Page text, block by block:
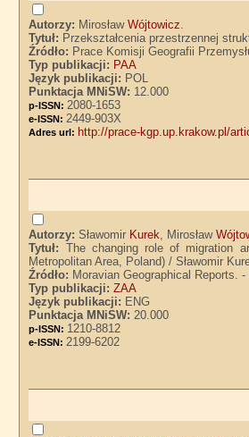
Autorzy: MirosławWójtowicz.
Tytuł: Przekształcenia przestrzennej
Źródło: Prace Komisji Geografii
Typ publikacji: PAA
Język publikacji: POL
Punktacja MNiSW: 12.000
p-ISSN: 2080-1653
e-ISSN: 2449-903X
Adres url: http://prace-kgp.up.krakow.pl/
Autorzy:Sławomir Kurek, Mirosław
Tytuł: The changing role of migration
Metropolitan Area, Poland) / Sławomir
Źródło: Moravian Geographical Reports.
Typ publikacji:ZAA
Język publikacji: ENG
Punktacja MNiSW:20.000
p-ISSN: 1210-8812
e-ISSN: 2199-6202